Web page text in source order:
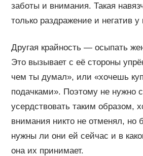
заботы и внимания. Такая
только раздражение и негатив у
Другая крайность — осыпать
Это вызывает с её стороны
чем ты думал», или «хочешь
подачками». Поэтому не нужно
усердствовать таким образом,
внимания никто не отменял, но
нужны ли они ей сейчас и в
она их принимает.